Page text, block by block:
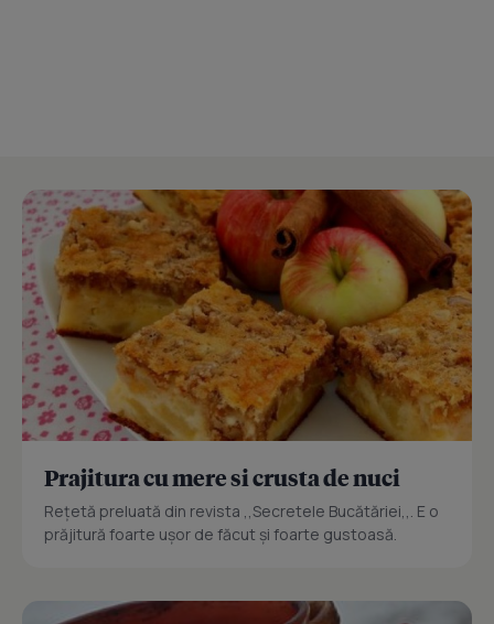
Prajitura cu mere si crusta de nuci
Reţetă preluată din revista ,,Secretele Bucătăriei,,. E o
prăjitură foarte uşor de făcut şi foarte gustoasă.